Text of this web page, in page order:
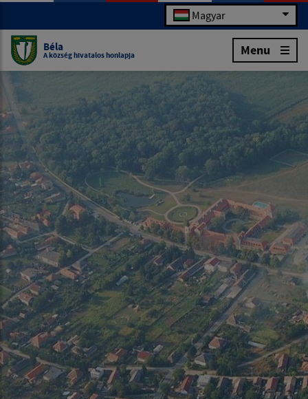
Magyar
Béla
A község hivatalos honlapja Menu